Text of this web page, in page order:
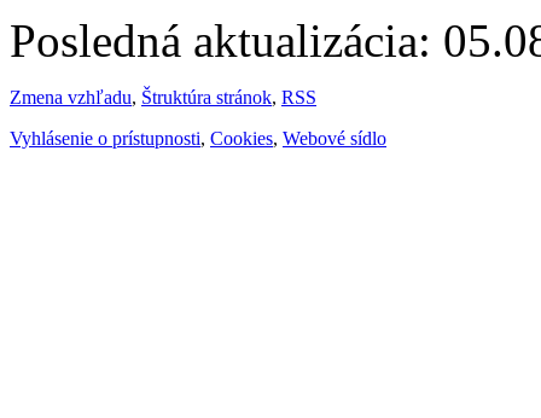
Posledná aktualizácia:
Zmena vzhľadu, Štruktúra stránok, RSS
Vyhlásenie o prístupnosti, Cookies, Webové sídlo